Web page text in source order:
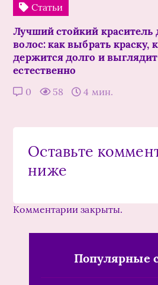
Статьи
Лучший стойкий краситель
волос: как выбрать краску,
держится долго и выглядит
естественно
0 58 4 мин.
Оставьте
ниже
Комментарии закрыты.
Популярные